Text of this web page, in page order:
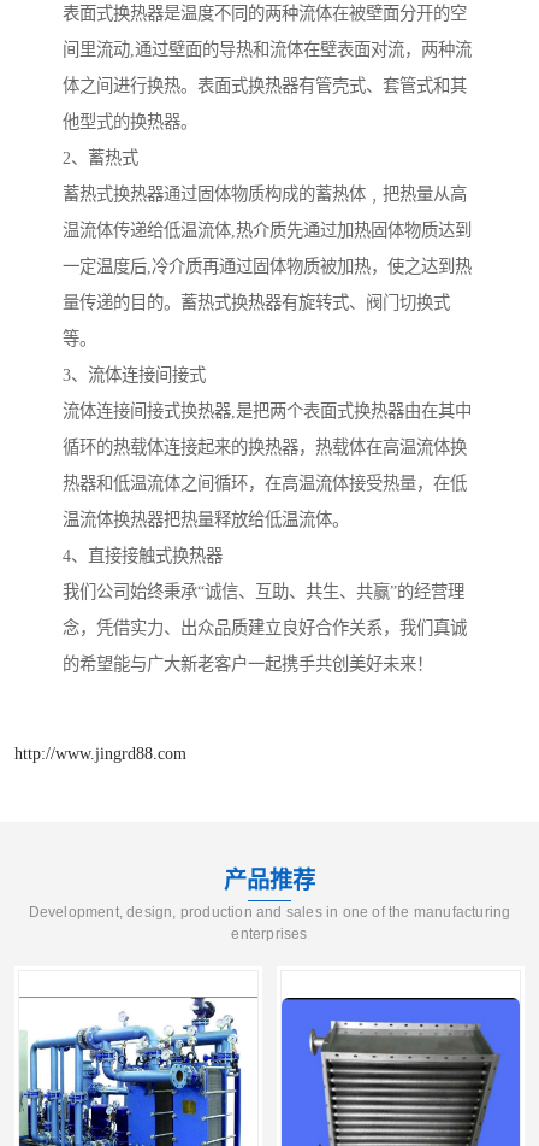
表面式换热器是温度不同的两种流体在被壁面分开的空
间里流动,通过壁面的导热和流体在壁表面对流，两种流
体之间进行换热。表面式换热器有管壳式、套管式和其
他型式的换热器。
2、蓄热式
蓄热式换热器通过固体物质构成的蓄热体﹐把热量从高
温流体传递给低温流体,热介质先通过加热固体物质达到
一定温度后,冷介质再通过固体物质被加热，使之达到热
量传递的目的。蓄热式换热器有旋转式、阀门切换式
等。
3、流体连接间接式
流体连接间接式换热器,是把两个表面式换热器由在其中
循环的热载体连接起来的换热器，热载体在高温流体换
热器和低温流体之间循环，在高温流体接受热量，在低
温流体换热器把热量释放给低温流体。
4、直接接触式换热器
我们公司始终秉承“诚信、互助、共生、共赢”的经营理
念，凭借实力、出众品质建立良好合作关系，我们真诚
的希望能与广大新老客户一起携手共创美好未来！
http://www.jingrd88.com
产品推荐
Development, design, production and sales in one of the manufacturing
enterprises